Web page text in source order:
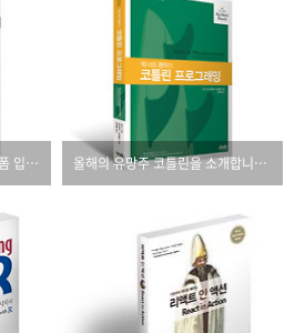
국내에 최초로 소개되는 테라폼 입문서! 올해의 유망주 코틀린을 소개합니다~!